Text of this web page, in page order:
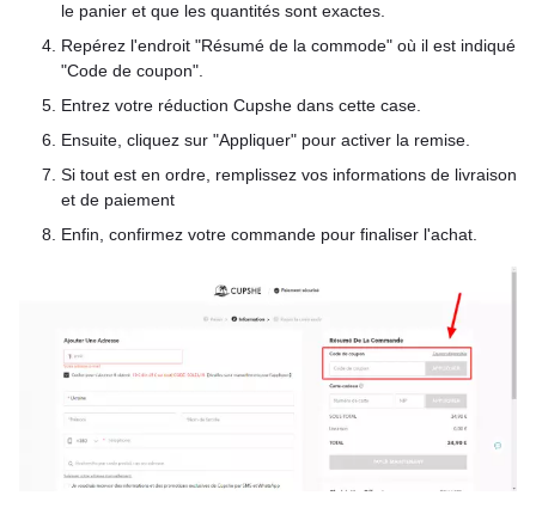
le panier et que les quantités sont exactes.
Repérez l'endroit "Résumé de la commode" où il est indiqué
"Code de coupon".
Entrez votre réduction Cupshe dans cette case.
Ensuite, cliquez sur "Appliquer" pour activer la remise.
Si tout est en ordre, remplissez vos informations de livraison
et de paiement
Enfin, confirmez votre commande pour finaliser l'achat.